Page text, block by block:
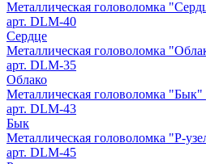
Металлическая головоломка
арт. DLM-40
Сердце
Металлическая головоломка
арт. DLM-35
Облако
Металлическая головоломка "Бык"
арт. DLM-43
Бык
Металлическая головоломка "Р-
арт. DLM-45